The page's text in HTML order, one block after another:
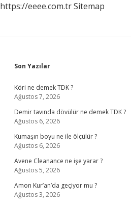
https://eeee.com.trSitemap
Sidebar
Son Yazılar
Köri ne demek TDK ?
Ağustos 7, 2026
Demir tavında dövülür ne demek TDK ?
Ağustos 6, 2026
Kumaşın boyu ne ile ölçülür ?
Ağustos 6, 2026
Avene Cleanance ne işe yarar ?
Ağustos 5, 2026
Amon Kur’an’da geçiyor mu ?
Ağustos 3, 2026